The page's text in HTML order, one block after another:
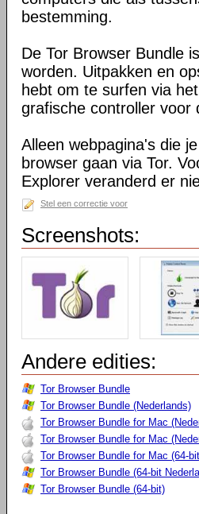
bestemming.
De Tor Browser Bundle
worden. Uitpakken en
hebt om te surfen via
grafische controller voor
Alleen webpagina's die
browser gaan via Tor.
Explorer veranderd er
Stel een correctie voor
Screenshots:
Andere edities:
Tor Browser Bundle
Tor Browser Bundle (Nederlands)
Tor Browser Bundle for Mac
Tor Browser Bundle for Mac
Tor Browser Bundle for Mac (64-
Tor Browser Bundle (64-bit
Tor Browser Bundle (64-bit)